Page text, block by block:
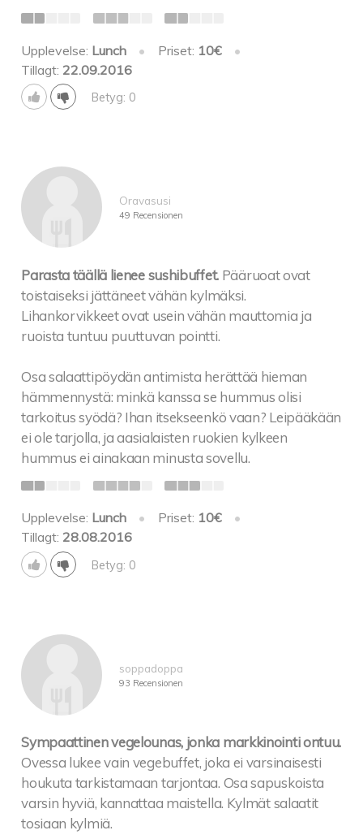
Upplevelse: Lunch • Priset: 10€
•
Tillagt: 22.09.2016
Betyg: 0
Oravasusi
49 Recensionen
Parasta täällä lienee sushibuffet. Pääruoat ovat
toistaiseksi jättäneet vähän kylmäksi.
Lihankorvikkeet ovat usein vähän mauttomia ja
ruoista tuntuu puuttuvan pointti.
Osa salaattipöydän antimista herättää hieman
hämmennystä: minkä kanssa se hummus olisi
tarkoitus syödä? Ihan itsekseenkö vaan? Leipääkään
ei ole tarjolla, ja aasialaisten ruokien kylkeen
hummus ei ainakaan minusta sovellu.
Upplevelse: Lunch • Priset: 10€
•
Tillagt: 28.08.2016
Betyg: 0
soppadoppa
93 Recensionen
Sympaattinen vegelounas, jonka markkinointi ontuu.
Ovessa lukee vain vegebuffet, joka ei varsinaisesti
houkuta tarkistamaan tarjontaa. Osa sapuskoista
varsin hyviä, kannattaa maistella. Kylmät salaatit
tosiaan kylmiä.